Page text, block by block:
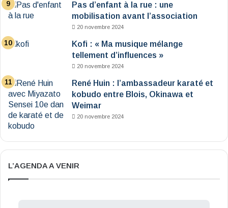
Pas d’enfant à la rue : une
mobilisation avant l’association
20 novembre 2024
Kofi : « Ma musique mélange
tellement d’influences »
20 novembre 2024
René Huin : l’ambassadeur karaté et
kobudo entre Blois, Okinawa et
Weimar
20 novembre 2024
L’AGENDA A VENIR